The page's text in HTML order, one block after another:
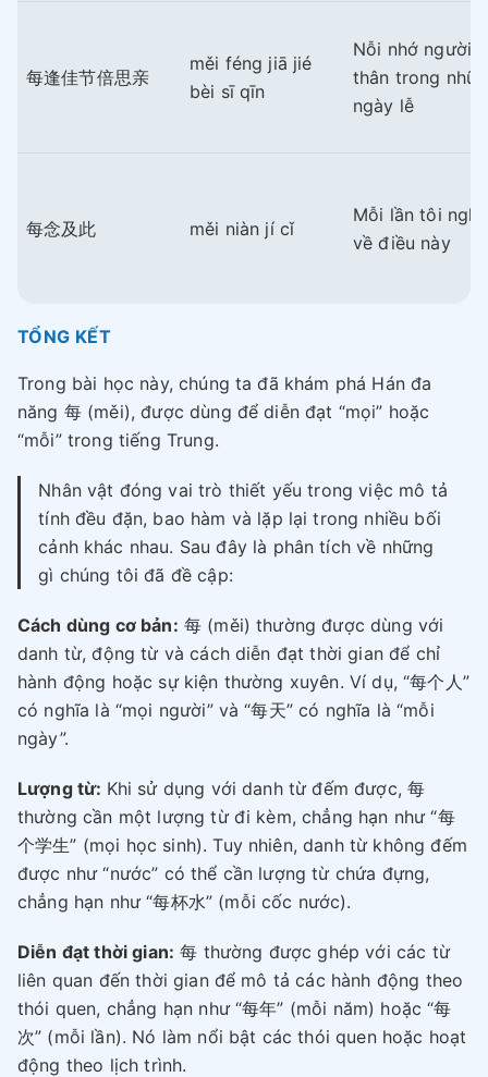
每逢佳节倍思亲
měi féng jiā jié
bèi sī qīn
Nỗi nhớ người
thân trong
ngày lễ
每念及此 měi niàn jí cǐ
Mỗi lần tôi nghĩ
về điều này
TỔNG KẾT
Trong bài học này, chúng ta đã khám phá Hán đa
năng 每 (měi), được dùng để diễn đạt “mọi” hoặc
“mỗi” trong tiếng Trung.
Nhân vật đóng vai trò thiết yếu trong việc mô tả
tính đều đặn, bao hàm và lặp lại trong nhiều bối
cảnh khác nhau. Sau đây là phân tích về những
gì chúng tôi đã đề cập:
Cách dùng cơ bản: 每 (měi) thường được dùng với
danh từ, động từ và cách diễn đạt thời gian để chỉ
hành động hoặc sự kiện thường xuyên. Ví dụ, “每个人”
có nghĩa là “mọi người” và “每天” có nghĩa là “mỗi
ngày”.
Lượng từ: Khi sử dụng với danh từ đếm được, 每
thường cần một lượng từ đi kèm, chẳng hạn như “每
个学生” (mọi học sinh). Tuy nhiên, danh từ không đếm
được như “nước” có thể cần lượng từ chứa đựng,
chẳng hạn như “每杯水” (mỗi cốc nước).
Diễn đạt thời gian: 每 thường được ghép với các từ
liên quan đến thời gian để mô tả các hành động theo
thói quen, chẳng hạn như “每年” (mỗi năm) hoặc “每
次” (mỗi lần). Nó làm nổi bật các thói quen hoặc hoạt
động theo lịch trình.